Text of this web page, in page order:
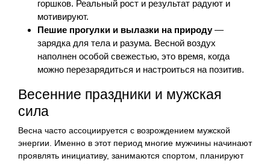
горшков. Реальный рост и результат радуют и
мотивируют.
Пешие прогулки и вылазки на природу—
зарядка для тела и разума. Весной воздух
наполнен особой свежестью, это время, когда
можно перезарядиться и настроиться на позитив.
Весенние праздники и мужская
сила
Весна часто ассоциируется с возрождением мужской
энергии. Именно в этот период многие мужчины начинают
проявлять инициативу, занимаются спортом, планируют